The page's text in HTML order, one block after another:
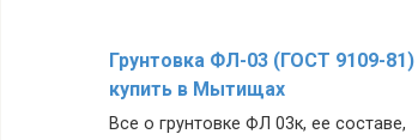
Грунтовка ФЛ-03 (ГОСТ 9109-81)
купить в Мытищах
Все о грунтовке ФЛ 03к, ее составе,